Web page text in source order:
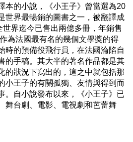
本的小說，《小王子》曾當選為20
世界最暢銷的圖書之一，被翻譯成
界迄今已售出兩億多冊，年銷售
為法國最有名的幾個文學獎的得
時的預備役飛行員，在法國淪陷自
的手稿。其大半的著名作品都是其
的狀況下寫出的，這之中就包括那
小王子的有關孤獨、友情與得到而
。自小說發布以來，《小王子》已
舞台劇、電影、電視劇和芭蕾舞